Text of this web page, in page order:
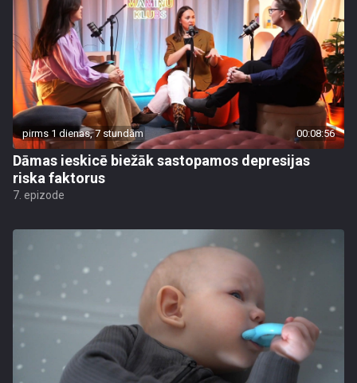
pirms 1 dienas, 7 stundām 00:08:56
Dāmas ieskicē biežāk sastopamos depresijas
riska faktorus
7. epizode